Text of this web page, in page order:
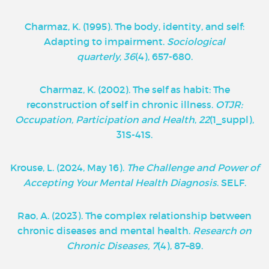
Charmaz, K. (1995). The body, identity, and self:
Adapting to impairment. Sociological
quarterly, 36(4), 657-680.
Charmaz, K. (2002). The self as habit: The
reconstruction of self in chronic illness. OTJR:
Occupation, Participation and Health, 22(1_suppl),
31S-41S.
Krouse, L. (2024, May 16). The Challenge and Power of
Accepting Your Mental Health Diagnosis. SELF.
‌Rao, A. (2023). The complex relationship between
chronic diseases and mental health. Research on
Chronic Diseases, 7(4), 87–89.